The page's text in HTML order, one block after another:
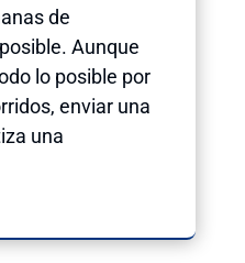
de
Aunque
lo posible por
enviar una
una